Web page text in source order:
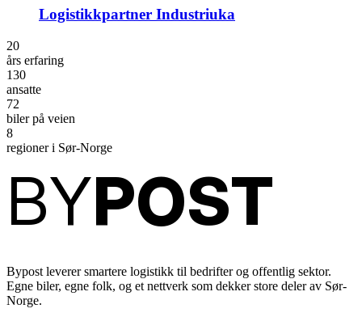
Logistikkpartner Industriuka
20
års erfaring
130
ansatte
72
biler på veien
8
regioner i Sør-Norge
BYPOST
Bypost leverer smartere logistikk til bedrifter og offentlig sektor.
Egne biler, egne folk, og et nettverk som dekker store deler av Sør-
Norge.